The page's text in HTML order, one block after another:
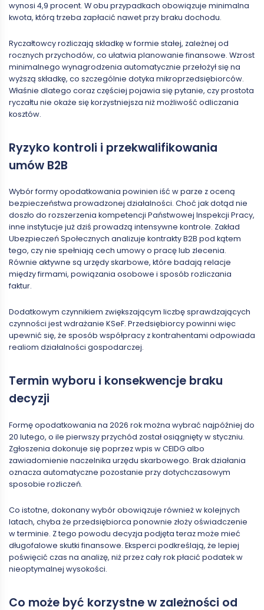
wynosi 4,9 procent. W obu przypadkach obowiązuje minimalna
kwota, którą trzeba zapłacić nawet przy braku dochodu.
Ryczałtowcy rozliczają składkę w formie stałej, zależnej od
rocznych przychodów, co ułatwia planowanie finansowe. Wzrost
minimalnego wynagrodzenia automatycznie przełożył się na
wyższą składkę, co szczególnie dotyka mikroprzedsiębiorców.
Właśnie dlatego coraz częściej pojawia się pytanie, czy prostota
ryczałtu nie okaże się korzystniejsza niż możliwość odliczania
kosztów.
Ryzyko kontroli i przekwalifikowania
umów B2B
Wybór formy opodatkowania powinien iść w parze z oceną
bezpieczeństwa prowadzonej działalności. Choć jak dotąd nie
doszło do rozszerzenia kompetencji Państwowej Inspekcji Pracy,
inne instytucje już dziś prowadzą intensywne kontrole. Zakład
Ubezpieczeń Społecznych analizuje kontrakty B2B pod kątem
tego, czy nie spełniają cech umowy o pracę lub zlecenia.
Równie aktywne są urzędy skarbowe, które badają relacje
między firmami, powiązania osobowe i sposób rozliczania
faktur.
Dodatkowym czynnikiem zwiększającym liczbę sprawdzających
czynności jest wdrażanie KSeF. Przedsiębiorcy powinni więc
upewnić się, że sposób współpracy z kontrahentami odpowiada
realiom działalności gospodarczej.
Termin wyboru i konsekwencje braku
decyzji
Formę opodatkowania na 2026 rok można wybrać najpóźniej do
20 lutego, o ile pierwszy przychód został osiągnięty w styczniu.
Zgłoszenia dokonuje się poprzez wpis w CEIDG albo
zawiadomienie naczelnika urzędu skarbowego. Brak działania
oznacza automatyczne pozostanie przy dotychczasowym
sposobie rozliczeń.
Co istotne, dokonany wybór obowiązuje również w kolejnych
latach, chyba że przedsiębiorca ponownie złoży oświadczenie
w terminie. Z tego powodu decyzja podjęta teraz może mieć
długofalowe skutki finansowe. Eksperci podkreślają, że lepiej
poświęcić czas na analizę, niż przez cały rok płacić podatek w
nieoptymalnej wysokości.
Co może być korzystne w zależności od